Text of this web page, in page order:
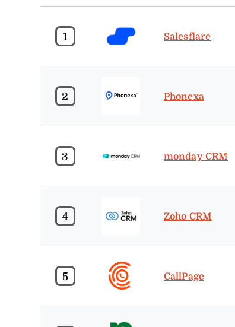
1 Salesflare
2 Phonexa
3 monday CRM
4 Zoho CRM
5 CallPage